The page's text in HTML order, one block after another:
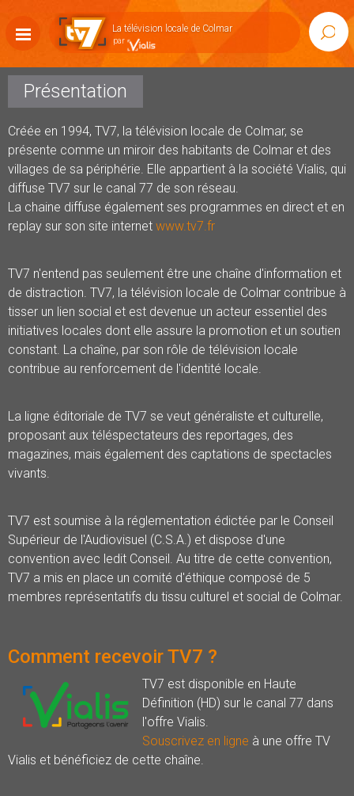
contenuAfficher
la
navigation
La télévision locale de Colmar
Présentation
Créée en 1994, TV7, la télévision locale de Colmar, se
présente comme un miroir des habitants de Colmar et des
villages de sa périphérie. Elle appartient à la société Vialis, qui
diffuse TV7 sur le canal 77 de son réseau.
La chaine diffuse également ses programmes en direct et en
replay sur son site internet www.tv7.fr
TV7 n'entend pas seulement être une chaîne d'information et
de distraction. TV7, la télévision locale de Colmar contribue à
tisser un lien social et est devenue un acteur essentiel des
initiatives locales dont elle assure la promotion et un soutien
constant. La chaîne, par son rôle de télévision locale
contribue au renforcement de l'identité locale.
La ligne éditoriale de TV7 se veut généraliste et culturelle,
proposant aux téléspectateurs des reportages, des
magazines, mais également des captations de spectacles
vivants.
TV7 est soumise à la réglementation édictée par le Conseil
Supérieur de l'Audiovisuel (C.S.A.) et dispose d'une
convention avec ledit Conseil. Au titre de cette convention,
TV7 a mis en place un comité d'éthique composé de 5
membres représentatifs du tissu culturel et social de Colmar.
Comment recevoir TV7 ?
TV7 est disponible en Haute
Définition (HD) sur le canal 77 dans
l'offre Vialis.
Souscrivez en ligne à une offre TV
Vialis et bénéficiez de cette chaîne.